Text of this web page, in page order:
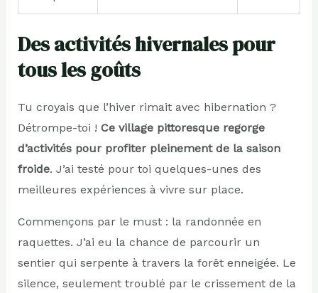
Des activités hivernales pour
tous les goûts
Tu croyais que l’hiver rimait avec hibernation ?
Détrompe-toi ! Ce village pittoresque regorge
d’activités pour profiter pleinement de la saison
froide. J’ai testé pour toi quelques-unes des
meilleures expériences à vivre sur place.
Commençons par le must : la randonnée en
raquettes. J’ai eu la chance de parcourir un
sentier qui serpente à travers la forêt enneigée. Le
silence, seulement troublé par le crissement de la